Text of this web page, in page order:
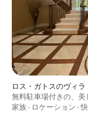
ロス・ガトスのヴィラ
無料駐車場付きの、美
ラ
家族 · ロケーション ·